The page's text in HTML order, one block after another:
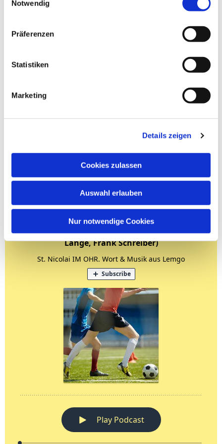
Notwendig
Präferenzen
Statistiken
Marketing
Details zeigen
Cookies zulassen
Auswahl erlauben
Nur notwendige Cookies